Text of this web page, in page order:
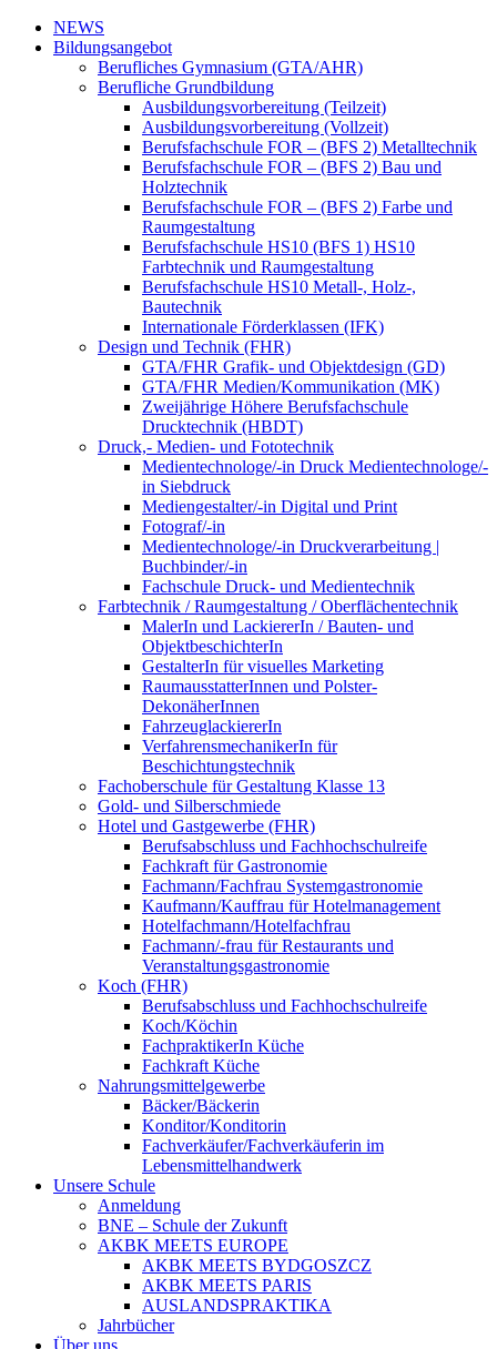
NEWS
Bildungsangebot
Berufliches Gymnasium (GTA/AHR)
Berufliche Grundbildung
Ausbildungsvorbereitung (Teilzeit)
Ausbildungsvorbereitung (Vollzeit)
Berufsfachschule FOR – (BFS 2) Metalltechnik
Berufsfachschule FOR – (BFS 2) Bau und
Holztechnik
Berufsfachschule FOR – (BFS 2) Farbe und
Raumgestaltung
Berufsfachschule HS10 (BFS 1) HS10
Farbtechnik und Raumgestaltung
Berufsfachschule HS10 Metall-, Holz-,
Bautechnik
Internationale Förderklassen (IFK)
Design und Technik (FHR)
GTA/FHR Grafik- und Objektdesign (GD)
GTA/FHR Medien/Kommunikation (MK)
Zweijährige Höhere Berufsfachschule
Drucktechnik (HBDT)
Druck,- Medien- und Fototechnik
Medientechnologe/-in Druck Medientechnologe/-
in Siebdruck
Mediengestalter/-in Digital und Print
Fotograf/-in
Medientechnologe/-in Druckverarbeitung |
Buchbinder/-in
Fachschule Druck- und Medientechnik
Farbtechnik / Raumgestaltung / Oberflächentechnik
MalerIn und LackiererIn / Bauten- und
ObjektbeschichterIn
GestalterIn für visuelles Marketing
RaumausstatterInnen und Polster-
DekonäherInnen
FahrzeuglackiererIn
VerfahrensmechanikerIn für
Beschichtungstechnik
Fachoberschule für Gestaltung Klasse 13
Gold- und Silberschmiede
Hotel und Gastgewerbe (FHR)
Berufsabschluss und Fachhochschulreife
Fachkraft für Gastronomie
Fachmann/Fachfrau Systemgastronomie
Kaufmann/Kauffrau für Hotelmanagement
Hotelfachmann/Hotelfachfrau
Fachmann/-frau für Restaurants und
Veranstaltungsgastronomie
Koch (FHR)
Berufsabschluss und Fachhochschulreife
Koch/Köchin
FachpraktikerIn Küche
Fachkraft Küche
Nahrungsmittelgewerbe
Bäcker/Bäckerin
Konditor/Konditorin
Fachverkäufer/Fachverkäuferin im
Lebensmittelhandwerk
Unsere Schule
Anmeldung
BNE – Schule der Zukunft
AKBK MEETS EUROPE
AKBK MEETS BYDGOSZCZ
AKBK MEETS PARIS
AUSLANDSPRAKTIKA
Jahrbücher
Über uns